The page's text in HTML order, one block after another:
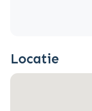
Locatie